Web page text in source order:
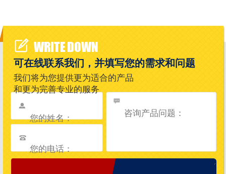
WRITE DOWN
可在线联系我们，并填写您的需求和问题
我们将为您提供更为适合的产品
和更为完善专业的服务